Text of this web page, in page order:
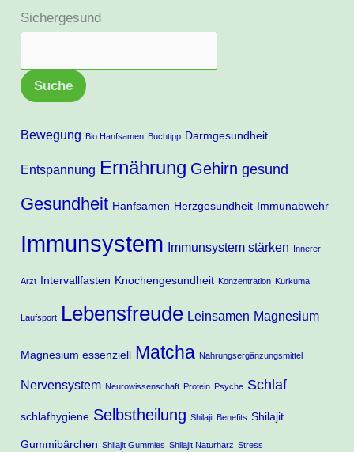
Sichergesund
Suche
Bewegung Bio Hanfsamen Buchtipp Darmgesundheit
Entspannung Ernährung Gehirn gesund
Gesundheit Hanfsamen Herzgesundheit Immunabwehr
Immunsystem Immunsystem stärken Innerer
Arzt Intervallfasten Knochengesundheit Konzentration Kurkuma
Laufsport Lebensfreude Leinsamen Magnesium
Magnesium essenziell Matcha Nahrungsergänzungsmittel
Nervensystem Neurowissenschaft Protein Psyche Schlaf
schlafhygiene Selbstheilung Shilajit Benefits Shilajit
Gummibärchen Shilajit Gummies Shilajit Naturharz Stress